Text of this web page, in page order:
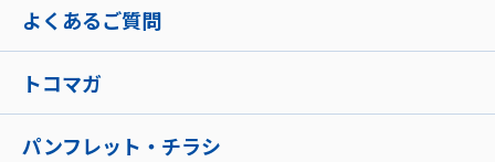
よくあるご質問
トコマガ
パンフレット・チラシ